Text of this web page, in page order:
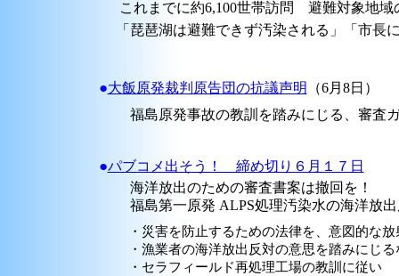
これまでに約6,100世帯訪問 避難対象地域
「琵琶湖は避難できず汚染される」「市長
●大飯原発裁判原告団の抗議声明 （6月8日）
福島原発事故の教訓を踏みにじる、審査ガ
●パブコメ出そう！ 締め切り６月１７日
海洋放出のための審査書案は撤回を！
福島第一原発 ALPS処理汚染水の海洋放出
・災害を防止するための法律を、意図的な放
・漁業者の海洋放出反対の意思を踏みにじる
・セラフィールド再処理工場の教訓に従い